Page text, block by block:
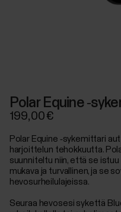
Polar Equine
199,00 €
Polar Equine ‑sykemittari
harjoittelun tehokkuutta.
suunniteltu niin, että se
mukava ja turvallinen, ja se
hevosurheilulajeissa.
Seuraa hevosesi sykettä